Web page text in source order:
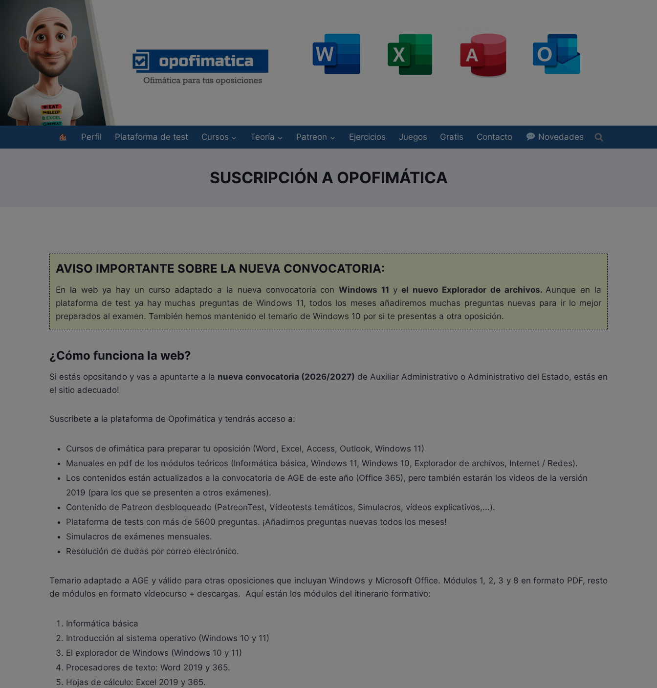
contenido
Perfil Plataforma de test Cursos Teoría Patreon Ejercicios Juegos Gratis Contacto Novedades
SUSCRIPCIÓN A OPOFIMÁTICA
AVISO IMPORTANTE SOBRE LA NUEVA CONVOCATORIA:
En la web ya hay un curso adaptado a la nueva convocatoria conWindows 11 y el nuevo Explorador de archivos.Aunque en la
plataforma de test ya hay muchas preguntas de Windows 11, todos los meses añadiremos muchas preguntas nuevas para ir lo mejor
preparados al examen. También hemos mantenido el temario de Windows 10 por si te presentas a otra oposición.
¿Cómo funciona la web?
Si estás opositando y vas a apuntarte a la nueva convocatoria (2026/2027) de Auxiliar Administrativo o Administrativo del Estado, estás en
el sitio adecuado!
Suscríbete a la plataforma de Opofimática y tendrás acceso a:
Cursos de ofimática para preparar tu oposición (Word, Excel, Access, Outlook, Windows 11)
Manuales en pdf de los módulos teóricos (Informática básica, Windows 11, Windows 10, Explorador de archivos, Internet / Redes).
Los contenidos están actualizados a la convocatoria de AGE de este año (Office 365), pero también estarán los vídeos de la versión
2019 (para los que se presenten a otros exámenes).
Contenido de Patreon desbloqueado (PatreonTest, Vídeotests temáticos, Simulacros, vídeos explicativos,...).
Plataforma de tests con más de 5600 preguntas. ¡Añadimos preguntas nuevas todos los meses!
Simulacros de exámenes mensuales.
Resolución de dudas por correo electrónico.
Temario adaptado a AGE y válido para otras oposiciones que incluyan Windows y Microsoft Office. Módulos 1, 2, 3 y 8 en formato PDF, resto
de módulos en formato vídeocurso + descargas. Aquí están los módulos del itinerario formativo:
Informática básica
Introducción al sistema operativo (Windows 10 y 11)
El explorador de Windows (Windows 10 y 11)
Procesadores de texto: Word 2019 y 365.
Hojas de cálculo: Excel 2019 y 365.